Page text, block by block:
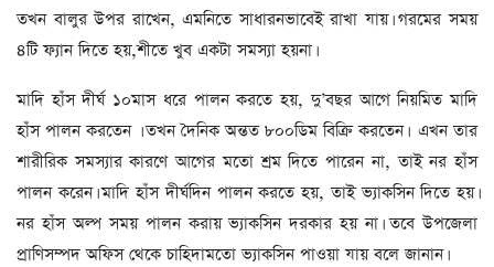
তখন বালুর উপর রাখেন, এমনিতে সাধারনভাবেই রাখা যায়। গরমের সময়
৪টি ফ্যান দিতে হয়,শীতে খুব একটা সমস্যা হয়না।
মাদি হাঁস দীর্ঘ ১০মাস ধরে পালন করতে হয়, দু’বছর আগে নিয়মিত মাদি
হাঁস পালন করতেন । তখন দৈনিক অন্তত ৮০০ডিম বিক্রি করতেন। এখন তার
শারীরিক সমস্যার কারণে আগের মতো শ্রম দিতে পারেন না, তাই নর হাঁস
পালন করেন। মাদি হাঁস দীর্ঘদিন পালন করতে হয়, তাই ভ্যাকসিন দিতে হয়।
নর হাঁস অল্প সময় পালন করায় ভ্যাকসিন দরকার হয় না। তবে উপজেলা
প্রাণিসম্পদ অফিস থেকে চাহিদামতো ভ্যাকসিন পাওয়া যায় বলে জানান।